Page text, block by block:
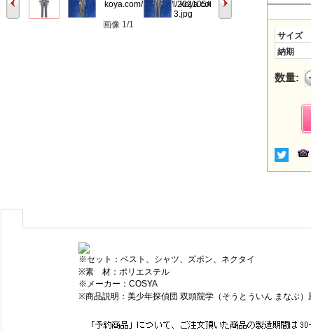
画像 1/1
サイズ
納期
数量:
※セット：ベスト、シャツ、ズボン、ネクタイ
※素 材：ポリエステル
※メーカー：COSYA
※商品説明：美少年探偵団 双頭院学（そうとういん まなぶ）